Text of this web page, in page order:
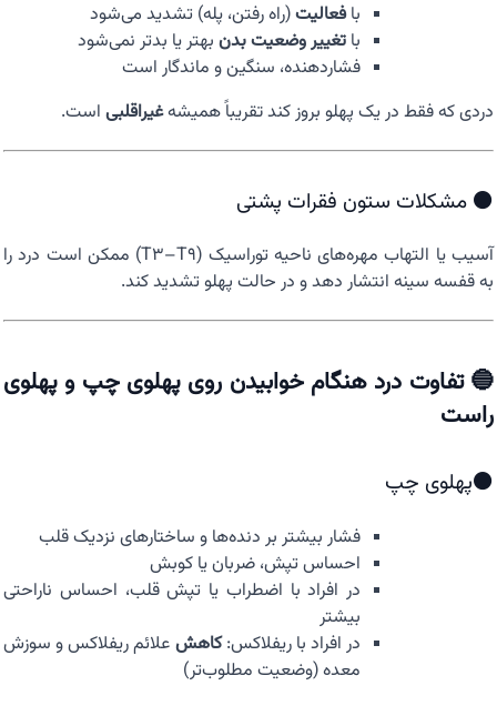
بافعالیت(راه رفتن، پله) تشدید می‌شود
با تغییر وضعیت بدن بهتر یا بدتر نمی‌شود
فشاردهنده، سنگین و ماندگار است
دردی که فقط در یک پهلو بروز کند تقریباً همیشهغیراقلبی است.
⚫ مشکلات ستون فقرات پشتی
آسیب یا التهاب مهره‌های ناحیه توراسیک (T3–T9) ممکن است درد را
به قفسه سینه انتشار دهد و در حالت پهلو تشدید کند.
🔵 تفاوت درد هنگام خوابیدن روی پهلوی چپ و پهلوی
راست
⚫پهلوی چپ
فشار بیشتر بر دنده‌ها و ساختارهای نزدیک قلب
احساس تپش، ضربان یا کوبش
در افراد با اضطراب یا تپش قلب، احساس ناراحتی
بیشتر
در افراد با ریفلاکس:کاهش علائم ریفلاکس و سوزش
معده (وضعیت مطلوب‌تر)